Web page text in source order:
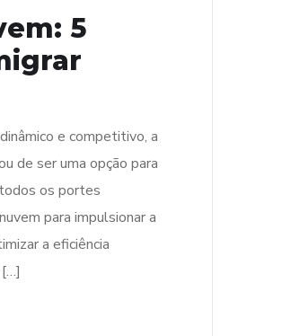
5
e competitivo, a
de ser uma opção para
os portes
para impulsionar a
a eficiência